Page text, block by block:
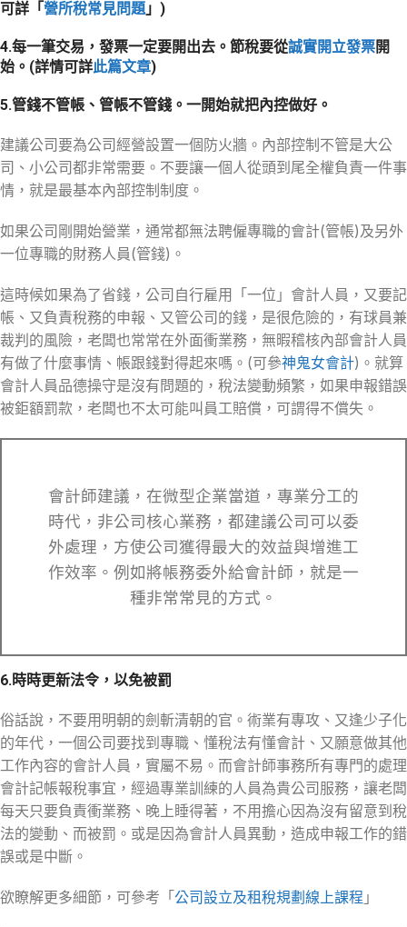
可詳「營所稅常見問題」)
4.每一筆交易，發票一定要開出去。節稅要從誠實開立發票開
始。(詳情可詳此篇文章)
5.管錢不管帳、管帳不管錢。一開始就把內控做好。
建議公司要為公司經營設置一個防火牆。內部控制不管是大公
司、小公司都非常需要。不要讓一個人從頭到尾全權負責一件事
情，就是最基本內部控制制度。
如果公司剛開始營業，通常都無法聘僱專職的會計(管帳)及另外
一位專職的財務人員(管錢)。
這時候如果為了省錢，公司自行雇用「一位」會計人員，又要記
帳、又負責稅務的申報、又管公司的錢，是很危險的，有球員兼
裁判的風險，老闆也常常在外面衝業務，無暇稽核內部會計人員
有做了什麼事情、帳跟錢對得起來嗎。(可參神鬼女會計)。就算
會計人員品德操守是沒有問題的，稅法變動頻繁，如果申報錯誤
被鉅額罰款，老闆也不太可能叫員工賠償，可謂得不償失。
會計師建議，在微型企業當道，專業分工的
時代，非公司核心業務，都建議公司可以委
外處理，方使公司獲得最大的效益與增進工
作效率。例如將帳務委外給會計師，就是一
種非常常見的方式。
6.時時更新法令，以免被罰
俗話說，不要用明朝的劍斬清朝的官。術業有專攻、又逢少子化
的年代，一個公司要找到專職、懂稅法有懂會計、又願意做其他
工作內容的會計人員，實屬不易。而會計師事務所有專門的處理
會計記帳報稅事宜，經過專業訓練的人員為貴公司服務，讓老闆
每天只要負責衝業務、晚上睡得著，不用擔心因為沒有留意到稅
法的變動、而被罰。或是因為會計人員異動，造成申報工作的錯
誤或是中斷。
欲瞭解更多細節，可參考「 公司設立及租稅規劃線上課程 」